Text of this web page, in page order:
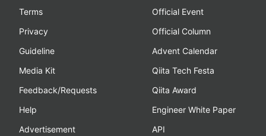
Terms
Privacy
Guideline
Media Kit
Feedback/Requests
Help
Advertisement
Official Event
Official Column
Advent Calendar
Qiita Tech Festa
Qiita Award
Engineer White Paper
API